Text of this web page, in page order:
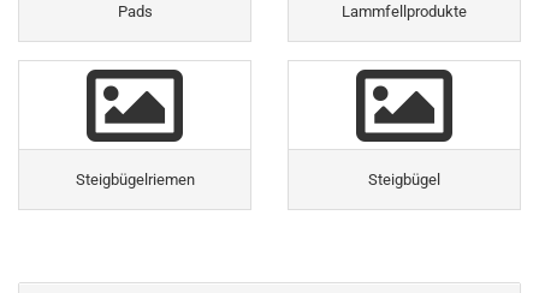
Pads Lammfellprodukte
Steigbügelriemen Steigbügel